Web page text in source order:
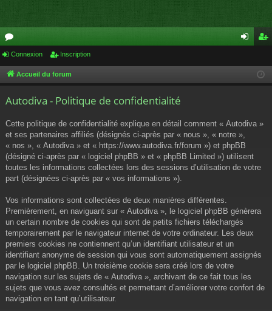
or
u cri
Connexion Inscription
Accueil du forum
Autodiva - Politique de confidentialité
Cette politique de confidentialité explique en détail comment « Autodiva »
et ses partenaires affiliés (désignés ci-après par « nous », « notre »,
« nos », « Autodiva » et « https://www.autodiva.fr/forum ») et phpBB
(désigné ci-après par « logiciel phpBB » et « phpBB Limited ») utilisent
toutes les informations collectées lors des sessions d’utilisation de votre
part (désignées ci-après par « vos informations »).
Vos informations sont collectées de deux manières différentes.
Premièrement, en naviguant sur « Autodiva », le logiciel phpBB génèrera
un certain nombre de cookies qui sont de petits fichiers téléchargés
temporairement par le navigateur internet de votre ordinateur. Les deux
premiers cookies ne contiennent qu’un identifiant utilisateur et un
identifiant anonyme de session qui vous sont automatiquement assignés
par le logiciel phpBB. Un troisième cookie sera créé lors de votre
navigation sur les sujets de « Autodiva », archivant de ce fait tous les
sujets que vous avez consultés et permettant d’améliorer votre confort de
navigation en tant qu’utilisateur.